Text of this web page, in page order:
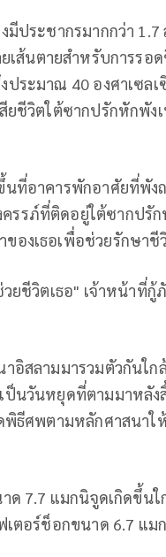
มีประชากรมากกว่า
ยเส้นตายสำหรับการ
ระมาณ 40 องศาเซล
ยชีวิตใต้ซากปรักหักพัง
ที่อาคารพักอาศัยที่พัง
รภ์ที่ติดอยู่ใต้ซากปรัก
องเธอเพื่อช่วยรักษาชี
ยชีวิตเธอ" เจ้าหน้าที่กู้
สลามมารวมตัวกันใก
ป็นวันหยุดที่ตามมาหลั
พิธีศพตามหลักศาสนา
7.7 แมกนิจูดเกิดขึ้น
เตอร์ช็อกขนาด 6.7 แ